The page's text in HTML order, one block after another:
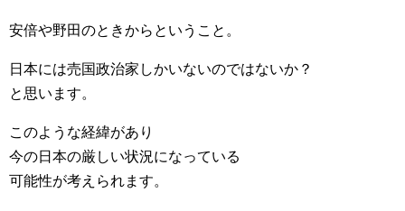
安倍や野田のときからということ。
日本には売国政治家しかいないのではないか？
と思います。
このような経緯があり
今の日本の厳しい状況になっている
可能性が考えられます。